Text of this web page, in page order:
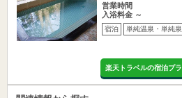
営業時間
入浴料金 ～
宿泊 単純温泉・単純泉
楽天トラベルの宿泊プ